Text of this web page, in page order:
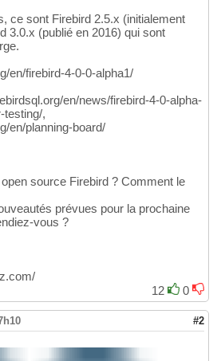
ce sont Firebird 2.5.x (initialement
3.0.x (publié en 2016) qui sont
en/firebird-4-0-0-alpha1/
en/news/firebird-4-0-alpha-
testing/,
en/planning-board/
source Firebird ? Comment le
prévues pour la prochaine
vous ?
12
0
#2